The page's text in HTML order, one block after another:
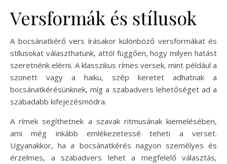
Versformák és stílusok
A bocsánatkérő vers írásakor különböző versformákat és
stílusokat választhatunk, attól függően, hogy milyen hatást
szeretnénk elérni. A klasszikus rímes versek, mint például a
szonett vagy a haiku, szép keretet adhatnak a
bocsánatkérésünknek, míg a szabadvers lehetőséget ad a
szabadabb kifejezésmódra.
A rímek segíthetnek a szavak ritmusának kiemelésében,
ami még inkább emlékezetessé teheti a verset.
Ugyanakkor, ha a bocsánatkérés nagyon személyes és
érzelmes, a szabadvers lehet a megfelelő választás,